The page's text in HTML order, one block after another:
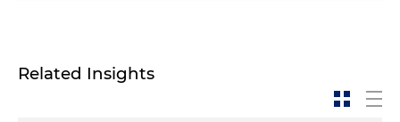
Related Insights